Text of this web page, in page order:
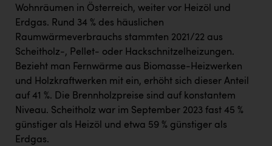
z.l.ö.
Österreichisches Hebammengremium
Wirtschaftskammer OÖ Energiehandel
Dopgas
kontakt
Wohnräumen in Österreich, weiter vor Heizöl und
Erdgas. Rund 34 % des häuslichen
Raumwärmeverbrauchs stammten 2021/22 aus
Scheitholz-, Pellet- oder Hackschnitzelheizungen.
Bezieht man Fernwärme aus Biomasse-Heizwerken
und Holzkraftwerken mit ein, erhöht sich dieser Anteil
auf 41 %. Die Brennholzpreise sind auf konstantem
Niveau. Scheitholz war im September 2023 fast 45 %
günstiger als Heizöl und etwa 59 % günstiger als
Erdgas.